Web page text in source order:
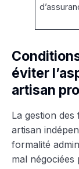
éviter
artisan
La gestion
artisan
formalité
mal